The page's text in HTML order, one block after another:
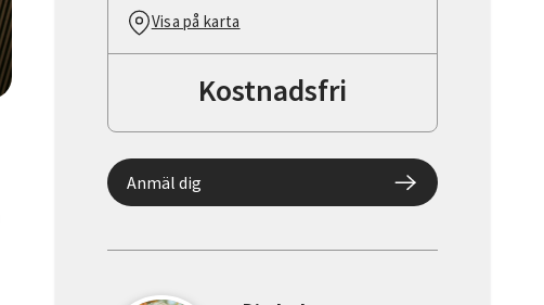
Visa på karta
Kostnadsfri
Anmäl dig